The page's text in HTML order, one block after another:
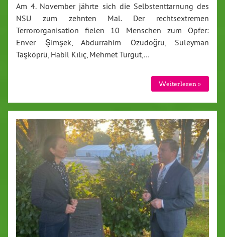
Am 4. November jährte sich die Selbstenttarnung des
NSU zum zehnten Mal. Der rechtsextremen
Terrororganisation fielen 10 Menschen zum Opfer:
Enver Şimşek, Abdurrahim Özüdoğru, Süleyman
Taşköprü, Habil Kılıç, Mehmet Turgut,…
Weiterlesen »